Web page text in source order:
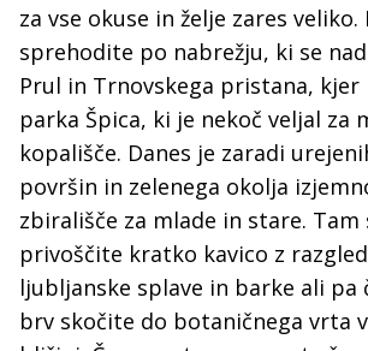
za vse okuse in želje zares veliko.
sprehodite po nabrežju, ki se
Prul in Trnovskega pristana,
parka Špica, ki je nekoč veljal za
kopališče. Danes je zaradi
površin in zelenega okolja
zbirališče za mlade in stare. Tam
privoščite kratko kavico z
ljubljanske splave in barke ali pa
brv skočite do botaničnega vrta